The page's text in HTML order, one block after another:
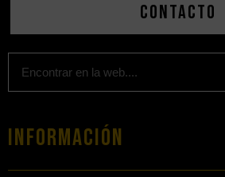
Contacto
Información